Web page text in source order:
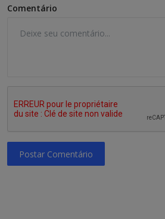
Comentário
Postar Comentário